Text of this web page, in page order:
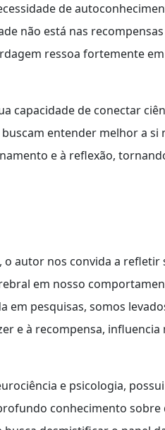
de
não está nas
ressoa fortemente
capacidade de conectar
entender melhor a si
e à reflexão,
autor nos convida a refletir
em nosso
em pesquisas, somos
e à recompensa, influencia
e psicologia,
conhecimento sobre